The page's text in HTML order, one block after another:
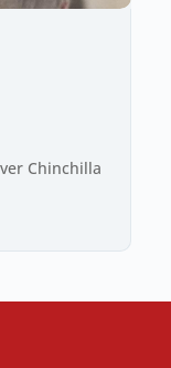
Chinchilla